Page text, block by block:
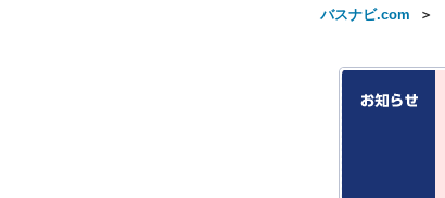
バスナビ.com ＞